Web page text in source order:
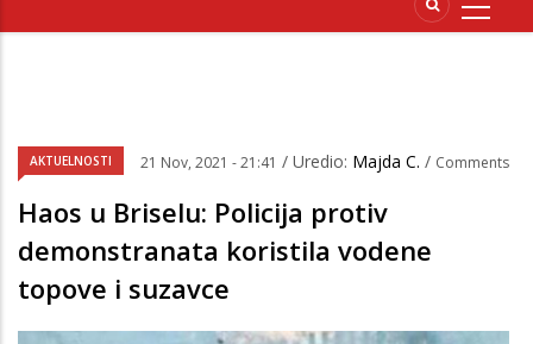
AKTUELNOSTI 21 Nov, 2021 - 21:41 / Uredio: Majda C. / Comments
Haos u Briselu: Policija protiv
demonstranata koristila vodene
topove i suzavce